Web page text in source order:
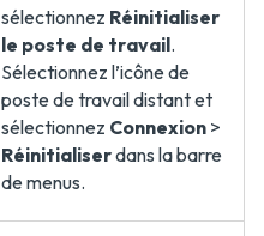
sélectionnez Réinitialiser
le poste de travail.
Sélectionnez l’icône de
poste de travail distant et
sélectionnez Connexion >
Réinitialiserdans la barre
de menus.